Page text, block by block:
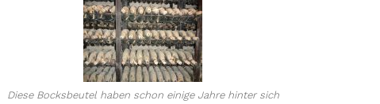
Diese Bocksbeutel haben schon einige Jahre hinter sich